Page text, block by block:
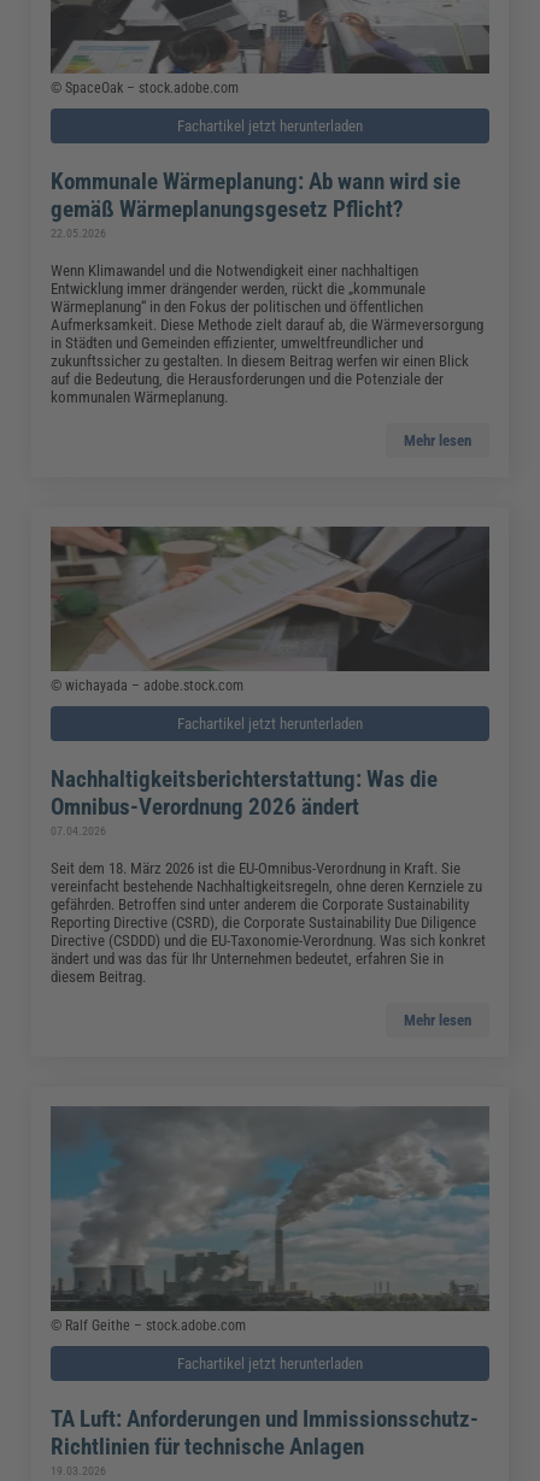
© SpaceOak – stock.adobe.com
Fachartikel jetzt herunterladen
Kommunale Wärmeplanung: Ab wann wird sie
gemäß Wärmeplanungsgesetz Pflicht?
22.05.2026
Wenn Klimawandel und die Notwendigkeit einer nachhaltigen
Entwicklung immer drängender werden, rückt die „kommunale
Wärmeplanung“ in den Fokus der politischen und öffentlichen
Aufmerksamkeit. Diese Methode zielt darauf ab, die Wärmeversorgung
in Städten und Gemeinden effizienter, umweltfreundlicher und
zukunftssicher zu gestalten. In diesem Beitrag werfen wir einen Blick
auf die Bedeutung, die Herausforderungen und die Potenziale der
kommunalen Wärmeplanung.
Mehr lesen
© wichayada – adobe.stock.com
Fachartikel jetzt herunterladen
Nachhaltigkeitsberichterstattung: Was die
Omnibus-Verordnung 2026 ändert
07.04.2026
Seit dem 18. März 2026 ist die EU-Omnibus-Verordnung in Kraft. Sie
vereinfacht bestehende Nachhaltigkeitsregeln, ohne deren Kernziele zu
gefährden. Betroffen sind unter anderem die Corporate Sustainability
Reporting Directive (CSRD), die Corporate Sustainability Due Diligence
Directive (CSDDD) und die EU-Taxonomie-Verordnung. Was sich konkret
ändert und was das für Ihr Unternehmen bedeutet, erfahren Sie in
diesem Beitrag.
Mehr lesen
© Ralf Geithe – stock.adobe.com
Fachartikel jetzt herunterladen
TA Luft: Anforderungen und Immissionsschutz-
Richtlinien für technische Anlagen
19.03.2026